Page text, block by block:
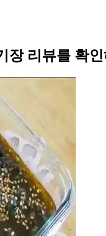
장 리뷰를 확